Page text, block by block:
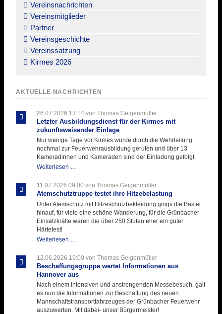
Vereinsnachrichten
Vereinsmitglieder
Partner
Vereinsgeschichte
Vereinssatzung
Kirmes 2026
AKTUELLE NACHRICHTEN
26.07.2026 13:14von Thomas Geigenmüller
Letzter Ausbildungsdienst für der Kirmes mit
zukunftsweisender Einlage
Nur wenige Tage vor Kirmes wurde durch die Wehrleitung
nochmal zur Feuerwehrausbildung gerufen und über 13
Kameradinnen und Kameraden sind der Einladung gefolgt.
Weiterlesen …
für
der
11.07.2026 09:00 von Thomas Geigenmüller
Atemschutztruppe testet ihre Hitzebelastung
Unter Atemschutz mit Hitzeschutzbekleidung gings die Bastei
hinauf, für viele eine schöne Wanderung, für die Grünbacher
Einsatzkräfte waren die über 250 Stufen eher ein guter
Härtetest!
Weiterlesen …
ihre
Hitzebelastung
12.06.2026 19:00 von Thomas Geigenmüller
Beschaffungsgruppe wertet Informationen aus
Hannover aus
Nach einem intensiven und anstrengenden Messebesuch, galt
es nun die Informationen zur Beschaffung des neuen
Mannschaftstransportfahrzeuges der Grünbacher Feuerwehr
auszuwerten. Mit dabei- unser Bürgermeister!